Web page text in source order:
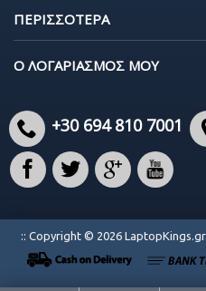
ΠΕΡΙΣΣΌΤΕΡΑ
Ο ΛΟΓΑΡΙΑΣΜΌΣ ΜΟΥ
+30 694 810 7001
:: Copyright © 2026